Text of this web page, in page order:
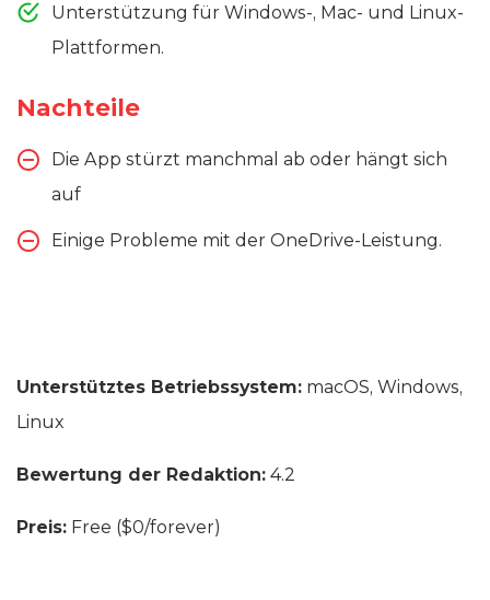
Unterstützung für Windows-, Mac- und Linux-
Plattformen.
Nachteile
Die App stürzt manchmal ab oder hängt sich
auf
Einige Probleme mit der OneDrive-Leistung.
Unterstütztes Betriebssystem: macOS, Windows,
Linux
Bewertung der Redaktion: 4.2
Preis: Free ($0/forever)